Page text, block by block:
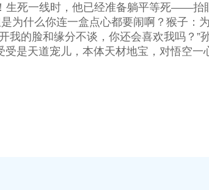
死一线时，他已经准备躺平等死——抬
为什么你连一盒点心都要闹啊？猴子：
脸和缘分不谈，你还会喜欢我吗？”
是天道宠儿，本体天材地宝，对悟空